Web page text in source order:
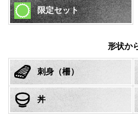
限定セット
形状か
刺身（柵）
丼